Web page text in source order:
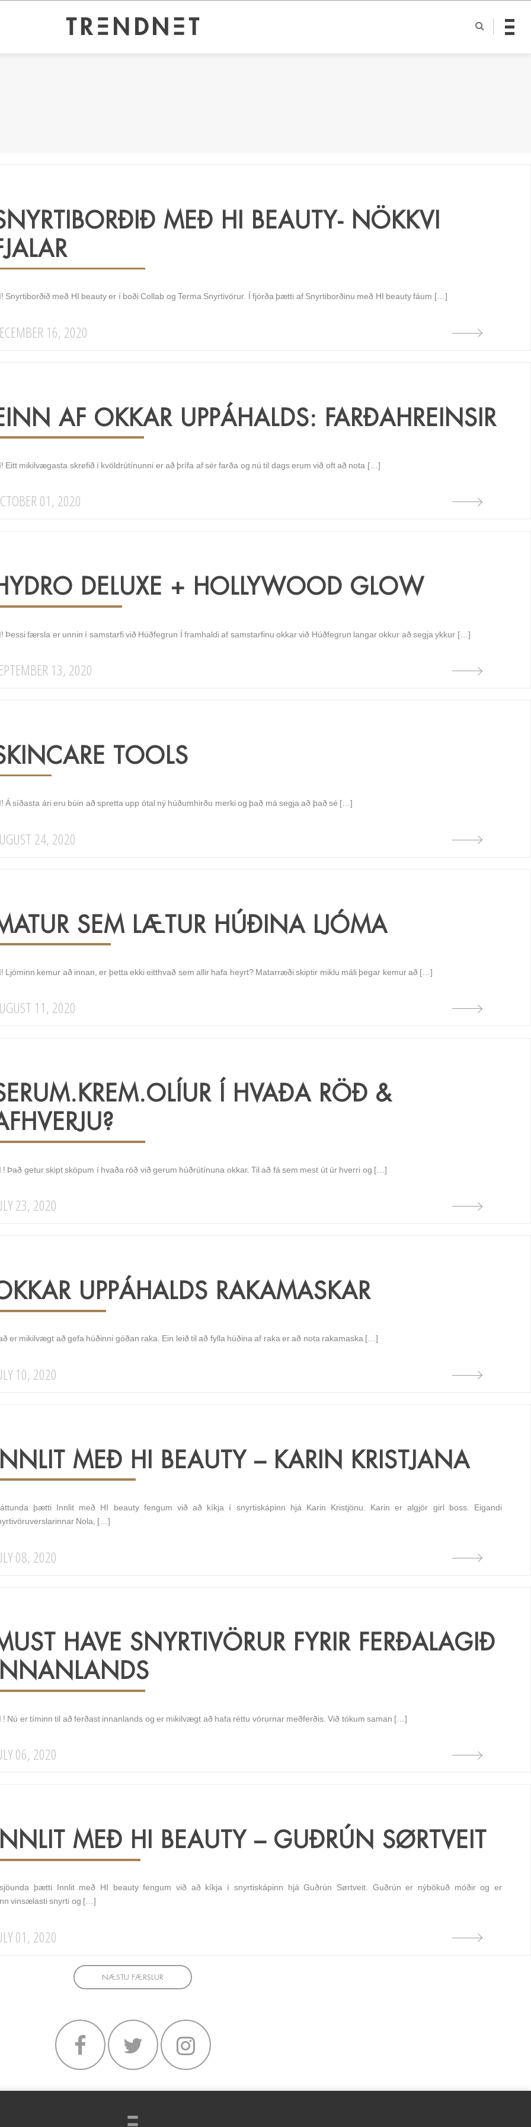
MEÐ HI BEAUTY- NÖKKVI
Snyrtiborðið með HI beauty er í boði Collab og Terma Snyrtivörur. Í fjórða þætti af Snyrtiborðinu með HI beauty fáum […]
16, 2020
AF OKKAR UPPÁHALDS: FARÐAHREINSIR
Eitt mikilvægasta skrefið í kvöldrútínunni er að þrífa af sér farða og nú til dags erum við oft að nota […]
01, 2020
DELUXE + HOLLYWOOD GLOW
Þessi færsla er unnin í samstarfi við Húðfegrun Í framhaldi af samstarfinu okkar við Húðfegrun langar okkur að segja ykkur […]
13, 2020
TOOLS
Á síðasta ári eru búin að spretta upp ótal ný húðumhirðu merki og það má segja að það sé […]
24, 2020
SEM LÆTUR HÚÐINA LJÓMA
Ljóminn kemur að innan, er þetta ekki eitthvað sem allir hafa heyrt? Matarræði skiptir miklu máli þegar kemur að […]
11, 2020
Í HVAÐA RÖÐ &
! Það getur skipt sköpum í hvaða röð við gerum húðrútínuna okkar. Til að fá sem mest út úr hverri og […]
23, 2020
UPPÁHALDS RAKAMASKAR
er mikilvægt að gefa húðinni góðan raka. Ein leið til að fylla húðina af raka er að nota rakamaska […]
10, 2020
MEÐ HI BEAUTY – KARIN KRISTJANA
þætti Innlit með HI beauty fengum við að kíkja í snyrtiskápinn hjá Karin Kristjönu. Karin er algjör girl boss. Eigandi
Nola, […]
08, 2020
HAVE SNYRTIVÖRUR FYRIR FERÐALAGIÐ
! Nú er tíminn til að ferðast innanlands og er mikilvægt að hafa réttu vörurnar meðferðis. Við tókum saman […]
06, 2020
MEÐ HI BEAUTY – GUÐRÚN SØRTVEIT
þætti Innlit með HI beauty fengum við að kíkja í snyrtiskápinn hjá Guðrún Sørtveit. Guðrún er nýbökuð móðir og er
vinsælasti snyrti og […]
01, 2020
NÆSTU FÆRSLUR